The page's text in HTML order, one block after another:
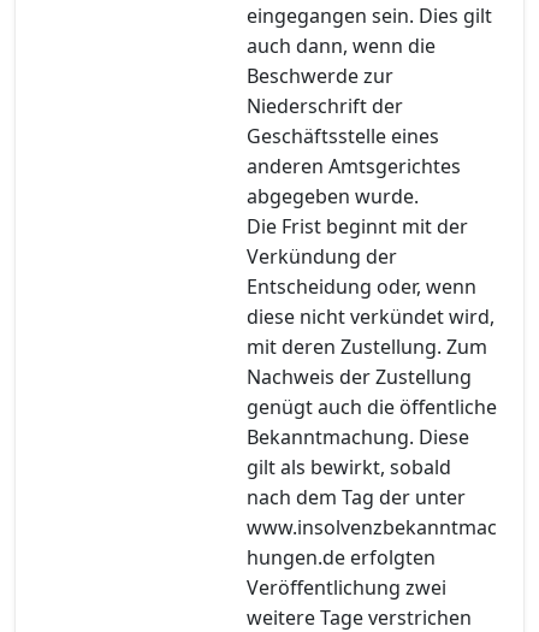
eingegangen sein. Dies gilt
auch dann, wenn die
Beschwerde zur
Niederschrift der
Geschäftsstelle eines
anderen Amtsgerichtes
abgegeben wurde.
Die Frist beginnt mit der
Verkündung der
Entscheidung oder, wenn
diese nicht verkündet wird,
mit deren Zustellung. Zum
Nachweis der Zustellung
genügt auch die öffentliche
Bekanntmachung. Diese
gilt als bewirkt, sobald
nach dem Tag der unter
www.insolvenzbekanntmac
hungen.de erfolgten
Veröffentlichung zwei
weitere Tage verstrichen